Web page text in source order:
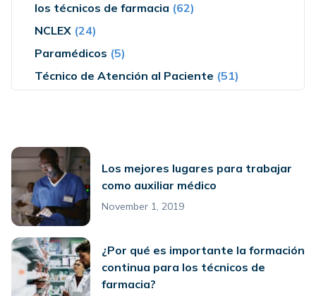
los técnicos de farmacia (62)
NCLEX (24)
Paramédicos (5)
Técnico de Atención al Paciente (51)
Los mejores lugares para trabajar
como auxiliar médico
November 1, 2019
¿Por qué es importante la formación
continua para los técnicos de
farmacia?